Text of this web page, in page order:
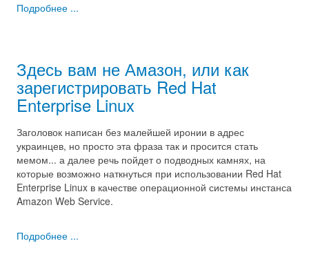
Подробнее ...
Здесь вам не Амазон, или как
зарегистрировать Red Hat
Enterprise Linux
Заголовок написан без малейшей иронии в адрес
украинцев, но просто эта фраза так и просится стать
мемом... а далее речь пойдет о подводных камнях, на
которые возможно наткнуться при использовании Red Hat
Enterprise Linux в качестве операционной системы инстанса
Amazon Web Service.
Подробнее ...